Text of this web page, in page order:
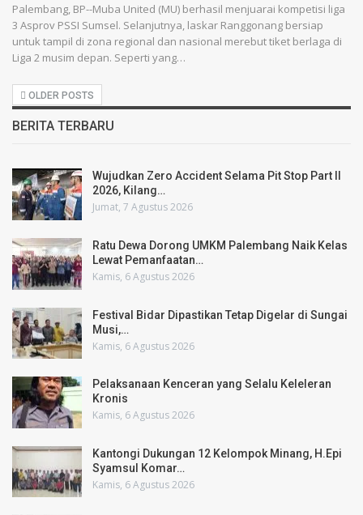
Palembang, BP--Muba United (MU) berhasil menjuarai kompetisi liga
3 Asprov PSSI Sumsel. Selanjutnya, laskar Ranggonang bersiap
untuk tampil di zona regional dan nasional merebut tiket berlaga di
Liga 2 musim depan. Seperti yang…
OLDER POSTS
BERITA TERBARU
Wujudkan Zero Accident Selama Pit Stop Part II
2026, Kilang…
Jumat, 7 Agustus 2026
Ratu Dewa Dorong UMKM Palembang Naik Kelas
Lewat Pemanfaatan…
Kamis, 6 Agustus 2026
Festival Bidar Dipastikan Tetap Digelar di Sungai
Musi,…
Kamis, 6 Agustus 2026
Pelaksanaan Kenceran yang Selalu Keleleran
Kronis
Kamis, 6 Agustus 2026
Kantongi Dukungan 12 Kelompok Minang, H.Epi
Syamsul Komar…
Kamis, 6 Agustus 2026